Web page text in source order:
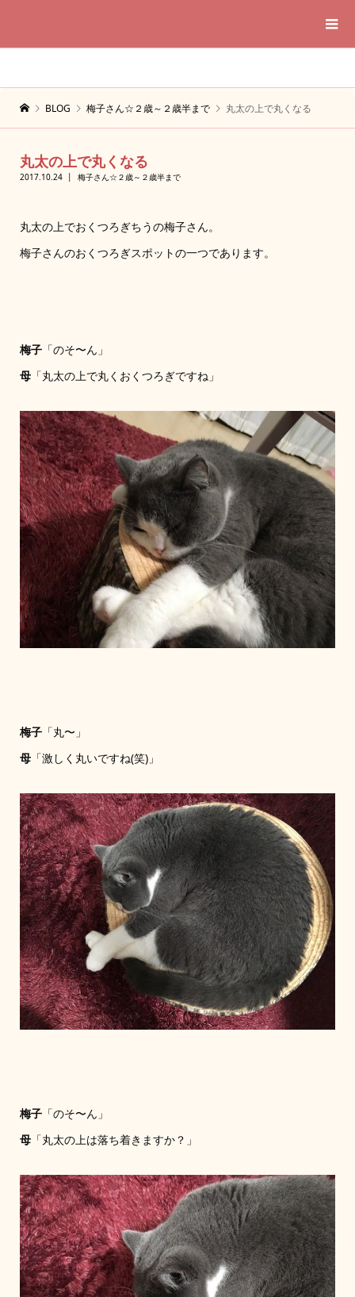
BLOG 梅子さん☆２歳～２歳半まで 丸太の上で丸くなる
丸太の上で丸くなる
2017.10.24 梅子さん☆２歳～２歳半まで
丸太の上でおくつろぎちうの梅子さん。
梅子さんのおくつろぎスポットの一つであります。
梅子「のそ〜ん」
母「丸太の上で丸くおくつろぎですね」
梅子「丸〜」
母「激しく丸いですね(笑)」
梅子「のそ〜ん」
母「丸太の上は落ち着きますか？」